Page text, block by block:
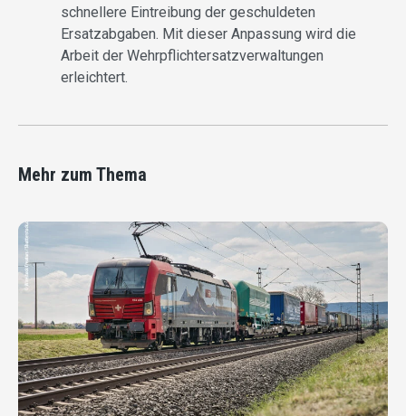
schnellere Eintreibung der geschuldeten
Ersatzabgaben. Mit dieser Anpassung wird die
Arbeit der Wehrpflichtersatzverwaltungen
erleichtert.
Mehr zum Thema